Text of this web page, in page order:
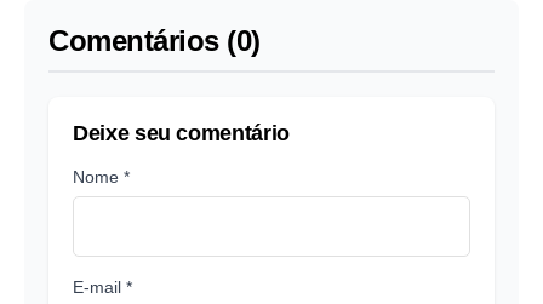
Comentários (0)
Deixe seu comentário
Nome *
E-mail *